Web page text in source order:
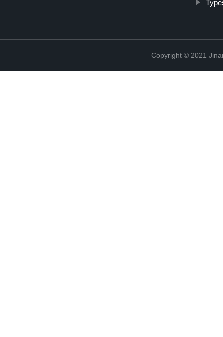
Copyright © 2021